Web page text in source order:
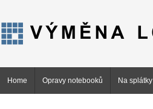
Home Opravy notebooků Na splátky